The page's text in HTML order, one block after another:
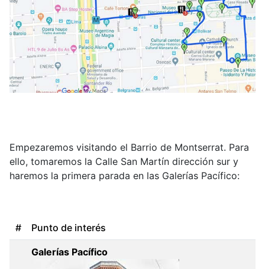
Empezaremos visitando el Barrio de Montserrat. Para
ello, tomaremos la Calle San Martín dirección sur y
haremos la primera parada en las Galerías Pacífico:
# Punto de interés
Galerías Pacífico